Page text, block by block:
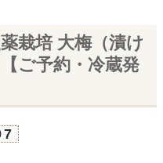
栽培 大梅（漬け
ご予約・冷蔵発